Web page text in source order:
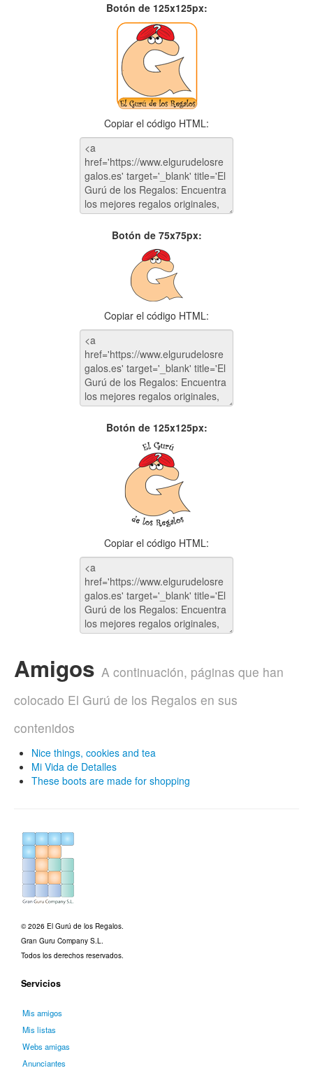
Botón de 125x125px:
Copiar el código HTML:
Botón de 75x75px:
Copiar el código HTML:
Botón de 125x125px:
Copiar el código HTML:
Amigos A continuación, páginas que han
colocado El Gurú de los Regalos en sus
contenidos
Nice things, cookies and tea
Mi Vida de Detalles
These boots are made for shopping
© 2026 El Gurú de los Regalos.
Gran Guru Company S.L.
Todos los derechos reservados.
Servicios
Mis amigos
Mis listas
Webs amigas
Anunciantes